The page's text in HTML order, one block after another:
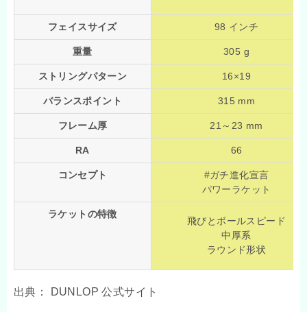
フェイスサイズ 98 インチ
重量 305 g
ストリングパターン 16×19
バランスポイント 315 mm
フレーム厚 21～23 mm
RA 66
コンセプト
#ガチ進化宣言
パワーラケット
ラケットの特徴
飛びとボールスピード
中厚系
ラウンド形状
出典： DUNLOP 公式サイト